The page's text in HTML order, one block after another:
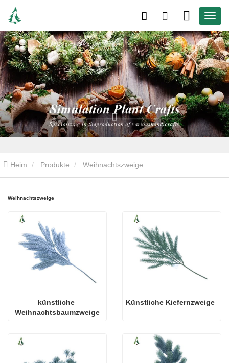
Heim Produkte Weihnachtszweige
Weihnachtszweige
künstliche
Weihnachtsbaumzweige
Künstliche Kiefernzweige